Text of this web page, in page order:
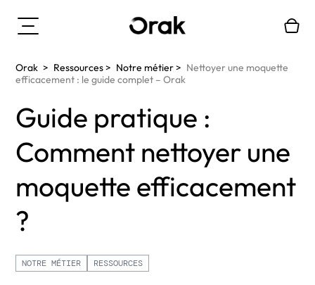
Orak > Ressources> Notre métier> Nettoyer une moquette
efficacement : le guide complet – Orak
Guide pratique :
Comment nettoyer une
moquette efficacement
?
NOTRE MÉTIER RESSOURCES